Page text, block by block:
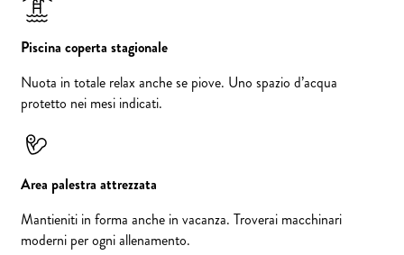
Piscina coperta stagionale
Nuota in totale relax anche se piove. Uno spazio d’acqua
protetto nei mesi indicati.
Area palestra attrezzata
Mantieniti in forma anche in vacanza. Troverai macchinari
moderni per ogni allenamento.